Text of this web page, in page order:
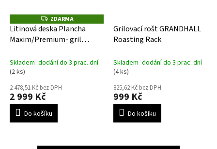
Z
D
A
R
ZDARMA
Litinová deska Plancha
Maxim/Premium- gril
Skladem- dodání do 3 prac. dní
(2 ks)
2 478,51 Kč bez DPH
2 999 Kč
Do košíku
Grilovací rošt GRANDHALL
Roasting Rack
Skladem- dodání do 3 prac. dní
(4 ks)
825,62 Kč bez DPH
999 Kč
Do košíku